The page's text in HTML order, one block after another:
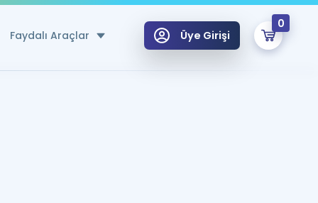
Faydalı Araçlar Üye Girişi
0